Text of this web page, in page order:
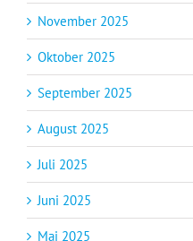
November 2025
Oktober 2025
September 2025
August 2025
Juli 2025
Juni 2025
Mai 2025